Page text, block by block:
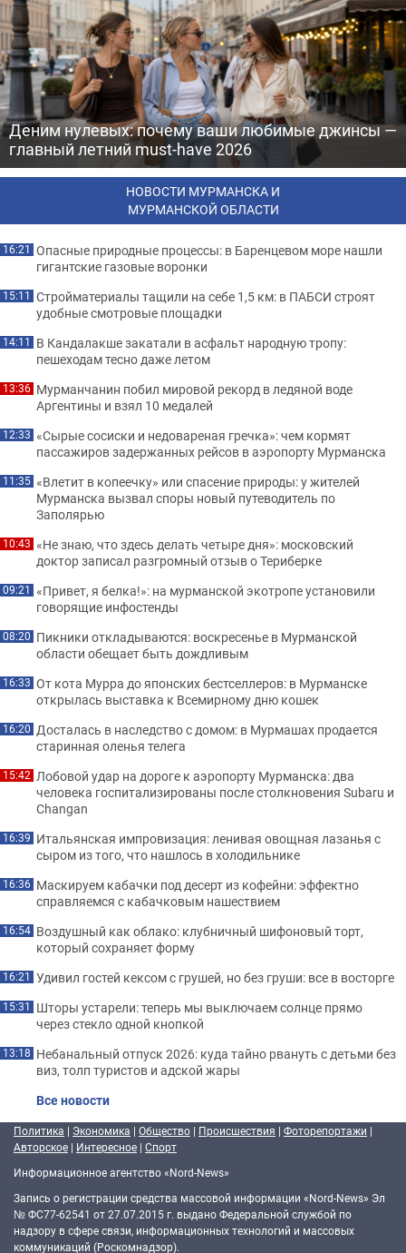
Деним нулевых: почему ваши любимые джинсы —
главный летний must-have 2026
НОВОСТИ МУРМАНСКА И
МУРМАНСКОЙ ОБЛАСТИ
16:21 Опасные природные процессы: в Баренцевом море нашли
гигантские газовые воронки
15:11 Стройматериалы тащили на себе 1,5 км: в ПАБСИ строят
удобные смотровые площадки
14:11 В Кандалакше закатали в асфальт народную тропу:
пешеходам тесно даже летом
13:36 Мурманчанин побил мировой рекорд в ледяной воде
Аргентины и взял 10 медалей
12:33 «Сырые сосиски и недовареная гречка»: чем кормят
пассажиров задержанных рейсов в аэропорту Мурманска
11:35 «Влетит в копеечку» или спасение природы: у жителей
Мурманска вызвал споры новый путеводитель по
Заполярью
10:43 «Не знаю, что здесь делать четыре дня»: московский
доктор записал разгромный отзыв о Териберке
09:21 «Привет, я белка!»: на мурманской экотропе установили
говорящие инфостенды
08:20 Пикники откладываются: воскресенье в Мурманской
области обещает быть дождливым
16:33 От кота Мурра до японских бестселлеров: в Мурманске
открылась выставка к Всемирному дню кошек
16:20 Досталась в наследство с домом: в Мурмашах продается
старинная оленья телега
15:42 Лобовой удар на дороге к аэропорту Мурманска: два
человека госпитализированы после столкновения Subaru и
Changan
16:39 Итальянская импровизация: ленивая овощная лазанья с
сыром из того, что нашлось в холодильнике
16:36 Маскируем кабачки под десерт из кофейни: эффектно
справляемся с кабачковым нашествием
16:54 Воздушный как облако: клубничный шифоновый торт,
который сохраняет форму
16:21 Удивил гостей кексом с грушей, но без груши: все в восторге
15:31 Шторы устарели: теперь мы выключаем солнце прямо
через стекло одной кнопкой
13:18 Небанальный отпуск 2026: куда тайно рвануть с детьми без
виз, толп туристов и адской жары
Все новости
Политика | Экономика | Общество | Происшествия | Фоторепортажи |
Авторское | Интересное | Спорт
Информационное агентство «Nord-News»
Запись о регистрации средства массовой информации «Nord-News» Эл
№ ФС77-62541 от 27.07.2015 г. выдано Федеральной службой по
надзору в сфере связи, информационных технологий и массовых
коммуникаций (Роскомнадзор).